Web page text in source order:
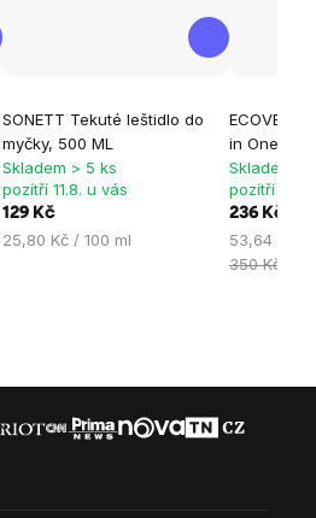
SONETT Tekuté leštidlo do
myčky, 500 ML
Skladem > 5 ks
pozítří 11.8. u vás
129 Kč
Měrná
25,80 Kč / 100 ml
ECOVER
in One, 22
Skladem >
pozítří 11.8.
236 Kč
Měrná
cena:
53,64 Kč /
350 Kč